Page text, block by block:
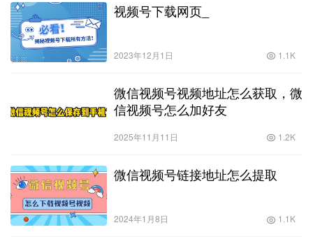
视频号下载网页_
2023年12月1日 1.1K
微信视频号视频地址怎么获取，微
信视频号怎么加好友
2025年11月11日 1.2K
微信视频号链接地址怎么提取
2024年1月8日 1.1K